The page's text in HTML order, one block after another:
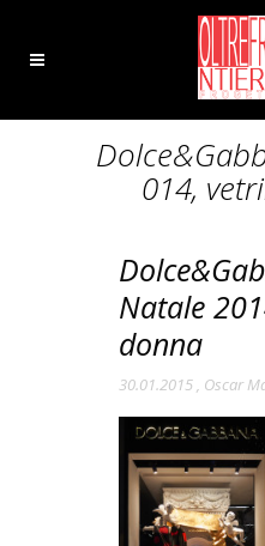
014,
Natale
donna
30.01.2015, Oscar